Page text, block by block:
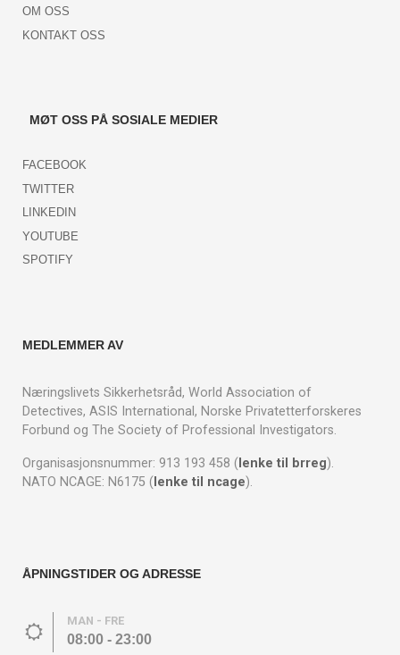
OM OSS
KONTAKT OSS
MØT OSS PÅ SOSIALE MEDIER
FACEBOOK
TWITTER
LINKEDIN
YOUTUBE
SPOTIFY
MEDLEMMER AV
Næringslivets Sikkerhetsråd, World Association of
Detectives, ASIS International, Norske Privatetterforskeres
Forbund og The Society of Professional Investigators.
Organisasjonsnummer: 913 193 458 ( lenke til brreg).
NATO NCAGE: N6175 ( lenke til ncage).
ÅPNINGSTIDER OG ADRESSE
MAN - FRE
08:00 - 23:00